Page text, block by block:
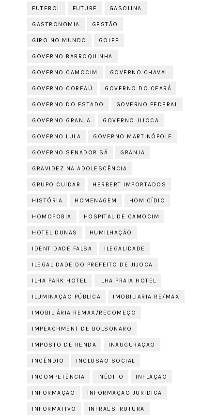
FUTEBOL FUTURE GASOLINA
GASTRONOMIA GESTÃO
GIRO NO MUNDO GOLPE
GOVERNO BARROQUINHA
GOVERNO CAMOCIM GOVERNO CHAVAL
GOVERNO COREAÚ GOVERNO DO CEARÁ
GOVERNO DO ESTADO GOVERNO FEDERAL
GOVERNO GRANJA GOVERNO JIJOCA
GOVERNO LULA GOVERNO MARTINÓPOLE
GOVERNO SENADOR SÁ GRANJA
GRAVIDEZ NA ADOLESCÊNCIA
GRUPO CUIDAR HERBERT IMPORTADOS
HISTÓRIA HOMENAGEM HOMICÍDIO
HOMOFOBIA HOSPITAL DE CAMOCIM
HOTEL DUNAS HUMILHAÇÃO
IDENTIDADE FALSA ILEGALIDADE
ILEGALIDADE DO PREFEITO DE JIJOCA
ILHA PARK HOTEL ILHA PRAIA HOTEL
ILUMINAÇÃO PÚBLICA IMOBILIARIA RE/MAX
IMOBILIÁRIA REMAX/RECOMEÇO
IMPEACHMENT DE BOLSONARO
IMPOSTO DE RENDA INAUGURAÇÃO
INCÊNDIO INCLUSÃO SOCIAL
INCOMPETÊNCIA INÉDITO INFLAÇÃO
INFORMAÇÃO INFORMAÇÃO JURIDICA
INFORMATIVO INFRAESTRUTURA